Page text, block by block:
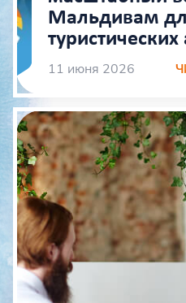
Мальдивам
туристических
11 июня 2026